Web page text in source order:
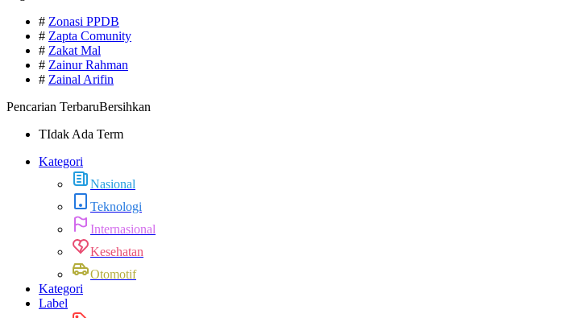
# Zonasi PPDB
# Zapta Comunity
# Zakat Mal
# Zainur Rahman
# Zainal Arifin
Pencarian TerbaruBersihkan
TIdak Ada Term
Kategori
Nasional
Teknologi
Internasional
Kesehatan
Otomotif
Kategori
Label